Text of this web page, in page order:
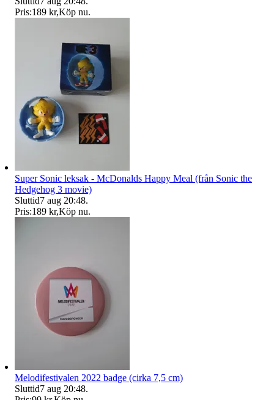
Pris:189 kr,Köp nu.
Super Sonic leksak - McDonalds Happy Meal (från Sonic the
Hedgehog 3 movie)
Sluttid7 aug 20:48.
Pris:189 kr,Köp nu.
Melodifestivalen 2022 badge (cirka 7,5 cm)
Sluttid7 aug 20:48.